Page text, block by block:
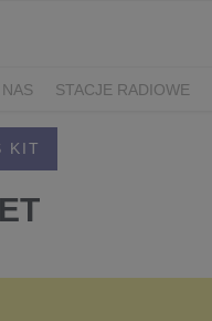
STACJE RADIOWE
KIT